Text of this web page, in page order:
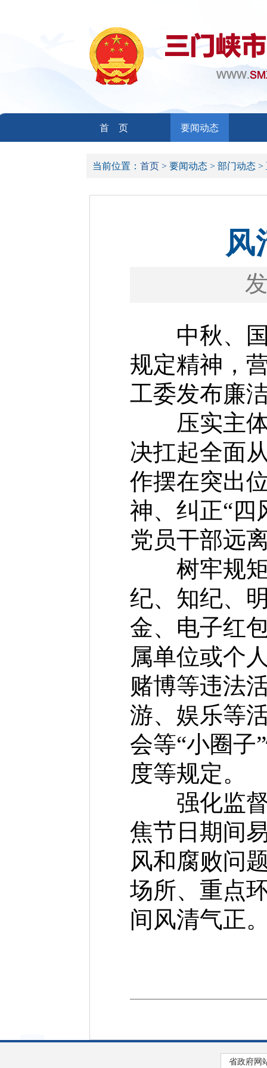
首 页 要闻动态
当前位置： 首页 > 要闻动态 > 部门动态 >
风
中秋、国
规定精神，
工委发布廉
压实主体
决扛起全面
作摆在突出
神、纠正“四
党员干部远
树牢规矩
纪、知纪、
金、电子红
属单位或个
赌博等违法
游、娱乐等
会等“小圈子
度等规定。
强化监督
焦节日期间
风和腐败问
场所、重点
间风清气正